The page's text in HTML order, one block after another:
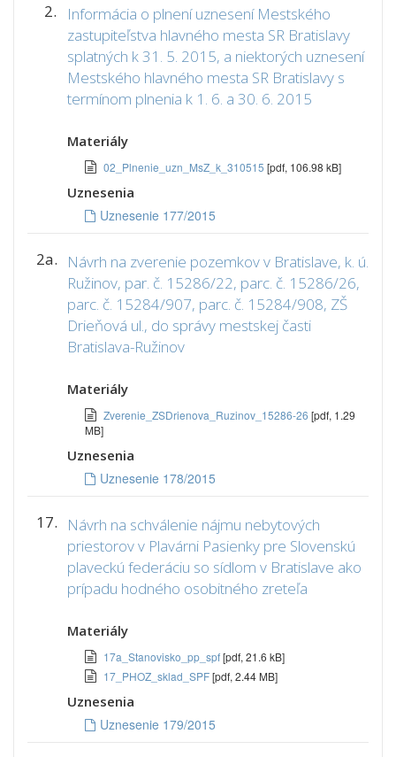
2.
Informácia o plnení uznesení Mestského
zastupiteľstva hlavného mesta SR Bratislavy
splatných k 31. 5. 2015, a niektorých uznesení
Mestského hlavného mesta SR Bratislavy s
termínom plnenia k 1. 6. a 30. 6. 2015
Materiály
02_Plnenie_uzn_MsZ_k_310515 [pdf, 106.98 kB]
Uznesenia
Uznesenie 177/2015
2a.
Návrh na zverenie pozemkov v Bratislave, k. ú.
Ružinov, par. č. 15286/22, parc. č. 15286/26,
parc. č. 15284/907, parc. č. 15284/908, ZŠ
Drieňová ul., do správy mestskej časti
Bratislava-Ružinov
Materiály
Zverenie_ZSDrienova_Ruzinov_15286-26 [pdf, 1.29
MB]
Uznesenia
Uznesenie 178/2015
17.
Návrh na schválenie nájmu nebytových
priestorov v Plavárni Pasienky pre Slovenskú
plaveckú federáciu so sídlom v Bratislave ako
prípadu hodného osobitného zreteľa
Materiály
17a_Stanovisko_pp_spf[pdf, 21.6 kB]
17_PHOZ_sklad_SPF[pdf, 2.44 MB]
Uznesenia
Uznesenie 179/2015